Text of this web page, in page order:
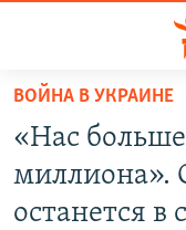
Вернуться
основному
содержанию
ЦЕНТРАЛЬНАЯ АЗИЯ
ВОЙНА В УКРАИНЕ
«Нас
миллиона».
останется в